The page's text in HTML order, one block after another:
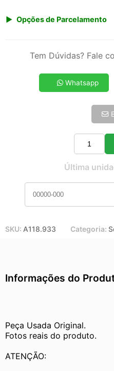
Opções de Parcelamento
2x de R$ 107,63
4x de R$ 55,43
5x de R$ 44,92
Tem Dúvidas? Fale
Whatsapp
Última
SKU: A118.933 Categoria:
Informações do
Peça Usada Original.
Fotos reais do produto.
ATENÇÃO: